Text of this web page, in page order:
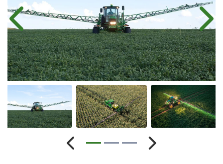
Anterior
Anterior Próximo